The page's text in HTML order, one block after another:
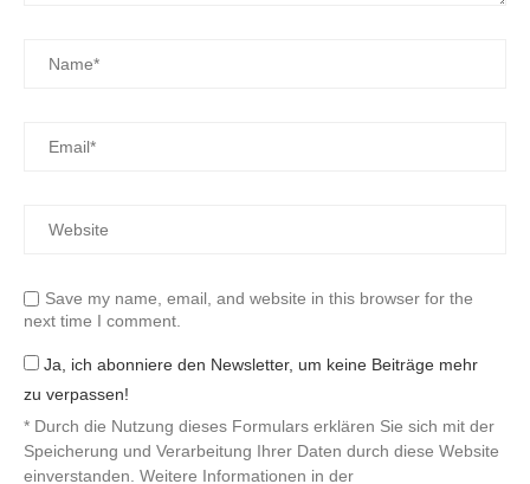
Save my name, email, and website in this browser for the
next time I comment.
Ja, ich abonniere den Newsletter, um keine Beiträge mehr
zu verpassen!
* Durch die Nutzung dieses Formulars erklären Sie sich mit der
Speicherung und Verarbeitung Ihrer Daten durch diese Website
einverstanden. Weitere Informationen in der